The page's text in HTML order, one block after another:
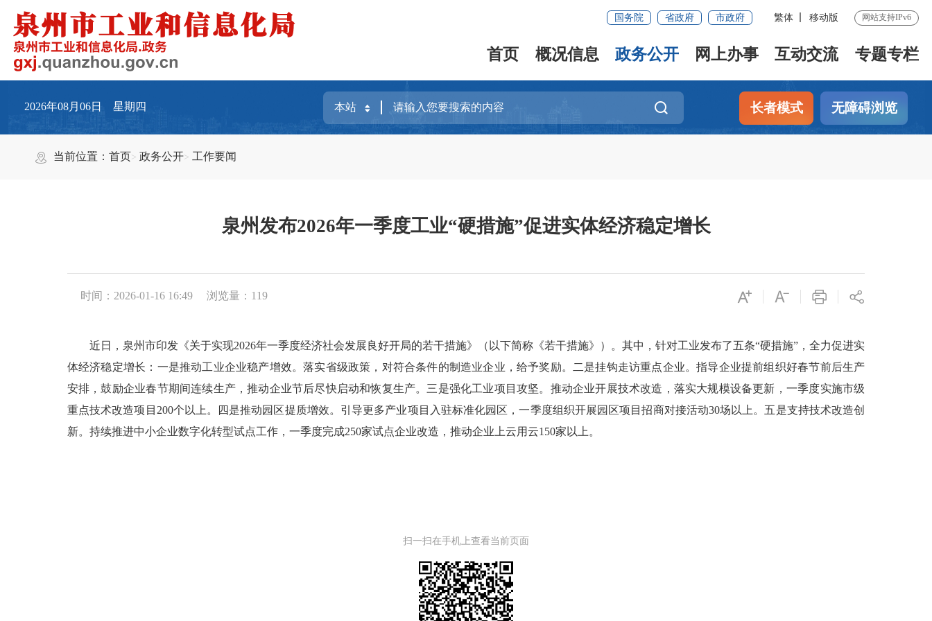
国务院 省政府 市政府 繁体 移动版 网站支持IPv6
首页 概况信息 政务公开 网上办事 互动交流 专题专栏
2026年08月06日 星期四 长者模式 无障碍浏览
当前位置：首页 政务公开 工作要闻
泉州发布2026年一季度工业“硬措施”促进实体经济稳定增长
时间：2026-01-16 16:49 浏览量： 119
近日，泉州市印发《关于实现2026年一季度经济社会发展良好开局的若干措施》（以下简称《若干措施》）。其中，针对工业发布了五条“硬措施”，全力促进实
体经济稳定增长：一是推动工业企业稳产增效。落实省级政策，对符合条件的制造业企业，给予奖励。二是挂钩走访重点企业。指导企业提前组织好春节前后生产
安排，鼓励企业春节期间连续生产，推动企业节后尽快启动和恢复生产。三是强化工业项目攻坚。推动企业开展技术改造，落实大规模设备更新，一季度实施市级
重点技术改造项目200个以上。四是推动园区提质增效。引导更多产业项目入驻标准化园区，一季度组织开展园区项目招商对接活动30场以上。五是支持技术改造创
新。持续推进中小企业数字化转型试点工作，一季度完成250家试点企业改造，推动企业上云用云150家以上。
扫一扫在手机上查看当前页面